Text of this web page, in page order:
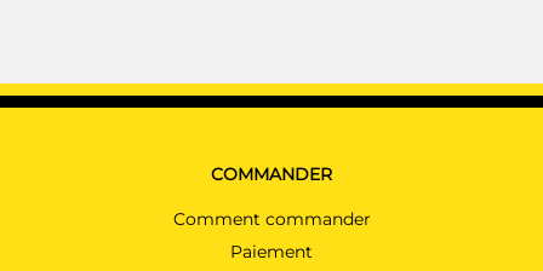
COMMANDER
Comment commander
Paiement